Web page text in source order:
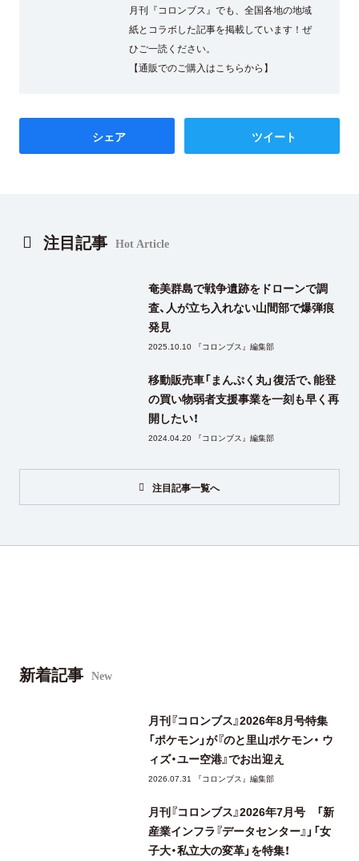
月刊『コロンブス』でも、全国各地の地域
紙とコラボした記事を掲載しています！ぜ
ひご一読ください。
【通販でのご購入はこちらから】
シェア ツイート
注目記事 Hot Article
注目記事一覧へ
奄美群島で戦争遺跡をドローンで調
査、人が立ち入れない山間部で爆弾痕
発見
2025.10.10 『コロンブス』編集部
移動販売車「まんぷく丸」復活で、能登
の買い物弱者支援事業を一刻も早く再
開したい！
2024.04.20 『コロンブス』編集部
新着記事 New
月刊『コロンブス』2026年8月号特集
「ポケモン」が『のと里山ポケモン・ ウ
ィズ・ユー空港』でお出迎え
2026.07.31 『コロンブス』編集部
月刊『コロンブス』2026年7月号 「新
産業インフラ『データセンター』」「女
子大・私立大の変革」を特集！